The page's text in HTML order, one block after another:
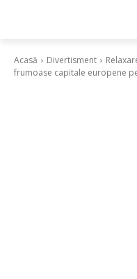
Acasă Divertisment
frumoase capitale europene